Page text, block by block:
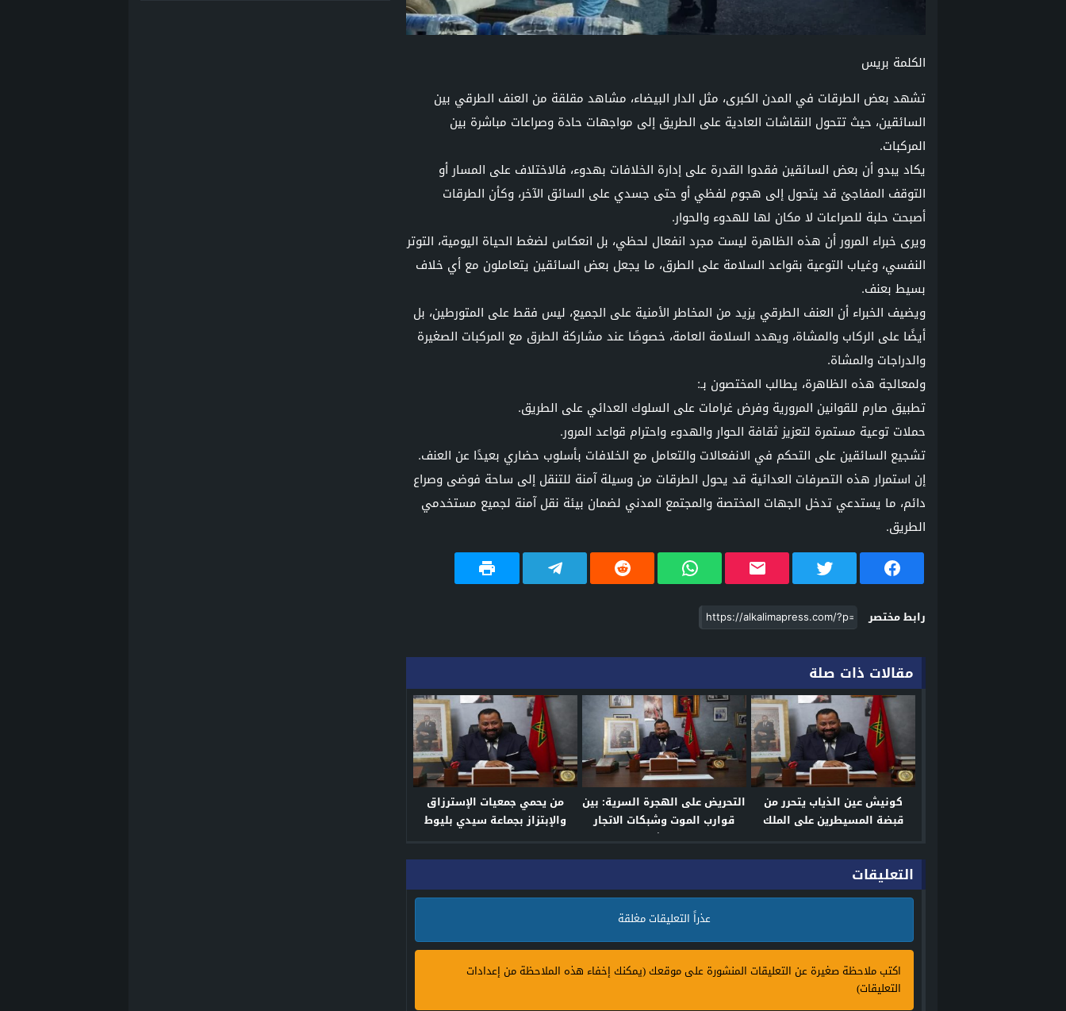
الكلمة بريس
تشهد بعض الطرقات في المدن الكبرى، مثل الدار البيضاء، مشاهد مقلقة من العنف الطرقي بين
السائقين، حيث تتحول النقاشات العادية على الطريق إلى مواجهات حادة وصراعات مباشرة بين
المركبات.
يكاد يبدو أن بعض السائقين فقدوا القدرة على إدارة الخلافات بهدوء، فالاختلاف على المسار أو
التوقف المفاجئ قد يتحول إلى هجوم لفظي أو حتى جسدي على السائق الآخر، وكأن الطرقات
أصبحت حلبة للصراعات لا مكان لها للهدوء والحوار.
ويرى خبراء المرور أن هذه الظاهرة ليست مجرد انفعال لحظي، بل انعكاس لضغط الحياة اليومية، التوتر
النفسي، وغياب التوعية بقواعد السلامة على الطرق، ما يجعل بعض السائقين يتعاملون مع أي خلاف
بسيط بعنف.
ويضيف الخبراء أن العنف الطرقي يزيد من المخاطر الأمنية على الجميع، ليس فقط على المتورطين، بل
أيضًا على الركاب والمشاة، ويهدد السلامة العامة، خصوصًا عند مشاركة الطرق مع المركبات الصغيرة
والدراجات والمشاة.
ولمعالجة هذه الظاهرة، يطالب المختصون بـ:
تطبيق صارم للقوانين المرورية وفرض غرامات على السلوك العدائي على الطريق.
حملات توعية مستمرة لتعزيز ثقافة الحوار والهدوء واحترام قواعد المرور.
تشجيع السائقين على التحكم في الانفعالات والتعامل مع الخلافات بأسلوب حضاري بعيدًا عن العنف.
إن استمرار هذه التصرفات العدائية قد يحول الطرقات من وسيلة آمنة للتنقل إلى ساحة فوضى وصراع
دائم، ما يستدعي تدخل الجهات المختصة والمجتمع المدني لضمان بيئة نقل آمنة لجميع مستخدمي
الطريق.
رابط مختصر
مقالات ذات صلة
كونيش عين الذياب يتحرر من
قبضة المسيطرين على الملك
التحريض على الهجرة السرية: بين
قوارب الموت وشبكات الاتجار
بالبشر
من يحمي جمعيات الإسترزاق
والإبتزاز بجماعة سيدي بليوط
التعليقات
عذراً التعليقات مغلقة
اكتب ملاحظة صغيرة عن التعليقات المنشورة على موقعك (يمكنك إخفاء هذه الملاحظة من إعدادات
التعليقات)